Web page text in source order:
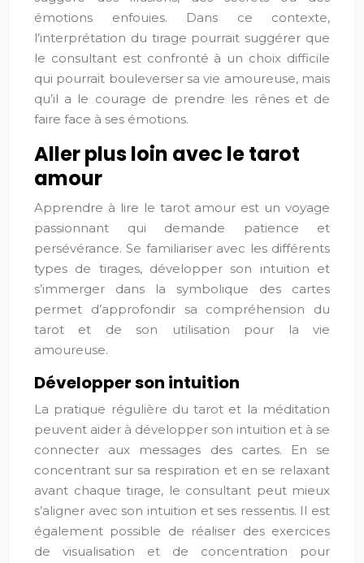
émotions enfouies. Dans ce contexte,
l’interprétation du tirage pourrait suggérer que
le consultant est confronté à un choix difficile
qui pourrait bouleverser sa vie amoureuse, mais
qu’il a le courage de prendre les rênes et de
faire face à ses émotions.
Aller plus loin avec le tarot
amour
Apprendre à lire le tarot amour est un voyage
passionnant qui demande patience et
persévérance. Se familiariser avec les différents
types de tirages, développer son intuition et
s’immerger dans la symbolique des cartes
permet d’approfondir sa compréhension du
tarot et de son utilisation pour la vie
amoureuse.
Développer son intuition
La pratique régulière du tarot et la méditation
peuvent aider à développer son intuition et à se
connecter aux messages des cartes. En se
concentrant sur sa respiration et en se relaxant
avant chaque tirage, le consultant peut mieux
s’aligner avec son intuition et ses ressentis. Il est
également possible de réaliser des exercices
de visualisation et de concentration pour